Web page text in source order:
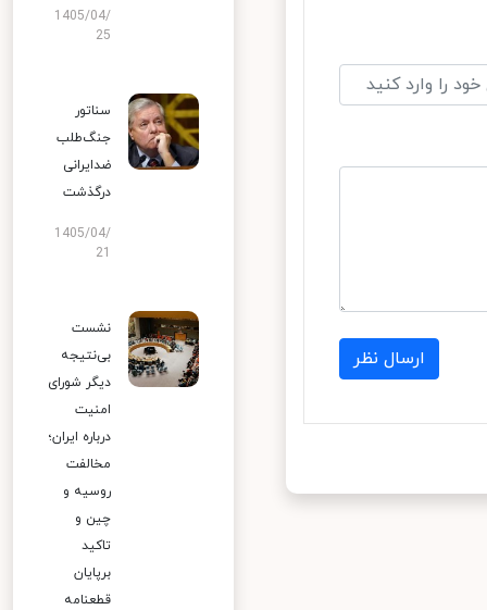
ارسال نظر
1405/04/
25
سناتور
جنگ‌طلب
ضدایرانی
درگذشت
1405/04/
نشست
بی‌نتیجه
دیگر شورای
امنیت
درباره ایران؛
مخالفت
روسیه و
چین و
تاکید
برپایان
قطعنامه